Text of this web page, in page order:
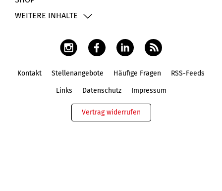
WEITERE INHALTE
Kontakt Stellenangebote Häufige Fragen RSS-Feeds
Links Datenschutz Impressum
Vertrag widerrufen